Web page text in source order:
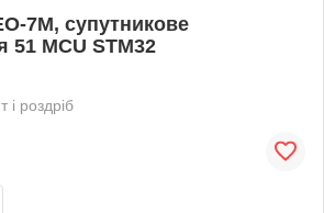
7M, супутникове
51 MCU STM32
і роздріб